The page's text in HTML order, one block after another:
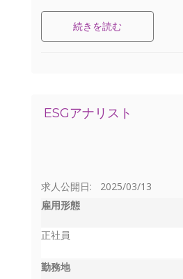
続きを読む
ESGアナリスト
求人公開日: 2025/03/13
雇用形態
正社員
勤務地